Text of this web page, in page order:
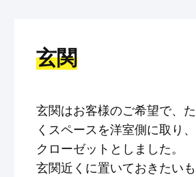
玄関
玄関はお客様のご希望で、
くスペースを洋室側に取り
クローゼットとしました。
玄関近くに置いておきたい